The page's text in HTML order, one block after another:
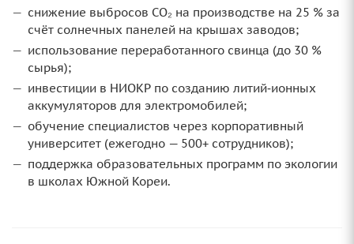
снижение выбросов CO₂ на производстве на 25 % за
счёт солнечных панелей на крышах заводов;
использование переработанного свинца (до 30 %
сырья);
инвестиции в НИОКР по созданию литий‑ионных
аккумуляторов для электромобилей;
обучение специалистов через корпоративный
университет (ежегодно — 500+ сотрудников);
поддержка образовательных программ по экологии
в школах Южной Кореи.